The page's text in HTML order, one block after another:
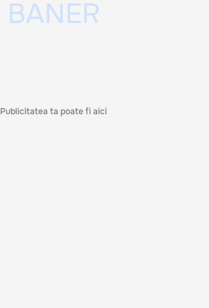
Publicitatea ta poate fi aici